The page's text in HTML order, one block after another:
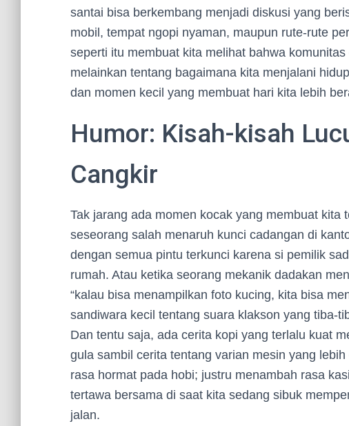
santai bisa berkembang menjadi diskusi yang
mobil, tempat ngopi nyaman, maupun rute-rute
seperti itu membuat kita melihat bahwa
melainkan tentang bagaimana kita menjalani
dan momen kecil yang membuat hari kita lebih
Humor: Kisah-kisah
Cangkir
Tak jarang ada momen kocak yang membuat
seseorang salah menaruh kunci cadangan di
dengan semua pintu terkunci karena si pemilik
rumah. Atau ketika seorang mekanik dadakan
“kalau bisa menampilkan foto kucing, kita bisa
sandiwara kecil tentang suara klakson yang tiba-
Dan tentu saja, ada cerita kopi yang terlalu kuat
gula sambil cerita tentang varian mesin yang
rasa hormat pada hobi; justru menambah rasa
tertawa bersama di saat kita sedang sibuk
jalan.